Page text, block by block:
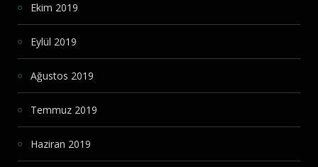
Ekim 2019
Eylül 2019
Ağustos 2019
Temmuz 2019
Haziran 2019